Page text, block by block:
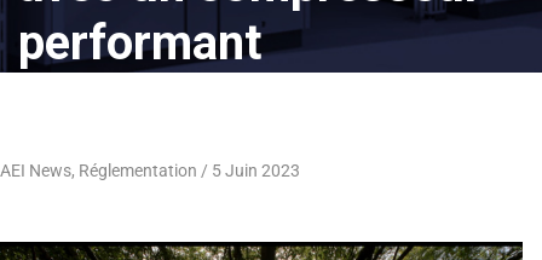
performant
AEI News, Réglementation 5 Juin 2023